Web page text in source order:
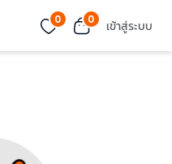
0 0 เข้าสู่ระบบ